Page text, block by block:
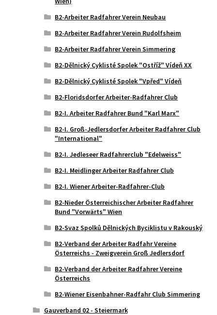
B2-Arbeiter Radfahrer Verein Neubau
B2-Arbeiter Radfahrer Verein Rudolfsheim
B2-Arbeiter Radfahrer Verein Simmering
B2-Dělnický Cyklisté Spolek "Ostříž" Vídeň XX
B2-Dělnický Cyklisté Spolek "Vpřed" Vídeň
B2-Floridsdorfer Arbeiter-Radfahrer Club
B2-I. Arbeiter Radfahrer Bund "Karl Marx"
B2-I. Groß-Jedlersdorfer Arbeiter Radfahrer Club
"International"
B2-I. Jedleseer Radfahrerclub "Edelweiss"
B2-I. Meidlinger Arbeiter Radfahrer Club
B2-I. Wiener Arbeiter-Radfahrer-Club
B2-Nieder Österreichischer Arbeiter Radfahrer
Bund "Vorwärts" Wien
B2-Svaz Spolků Dělnických Byciklistu v Rakouský
B2-Verband der Arbeiter Radfahr Vereine
Österreichs - Zweigverein Groß Jedlersdorf
B2-Verband der Arbeiter Radfahrer Vereine
Österreichs
B2-Wiener Eisenbahner-Radfahr Club Simmering
Gauverband 02 - Steiermark